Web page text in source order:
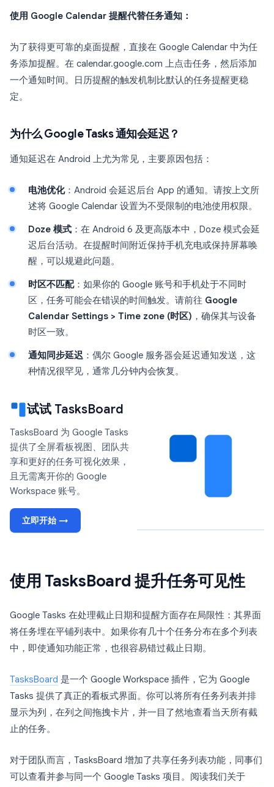
使用 Google Calendar 提醒代替任务通知：
为了获得更可靠的桌面提醒，直接在 Google Calendar 中为任
务添加提醒。在 calendar.google.com 上点击任务，然后添加
一个通知时间。日历提醒的触发机制比默认的任务提醒更稳
定。
为什么 Google Tasks 通知会延迟？
通知延迟在 Android 上尤为常见，主要原因包括：
电池优化：Android 会延迟后台 App 的通知。请按上文所
述将 Google Calendar 设置为不受限制的电池使用权限。
Doze 模式 ：在 Android 6 及更高版本中，Doze 模式会延
迟后台活动。在提醒时间附近保持手机充电或保持屏幕唤
醒，可以规避此问题。
时区不匹配：如果你的 Google 账号和手机处于不同时
区，任务可能会在错误的时间触发。请前往 Google
Calendar Settings > Time zone (时区) ，确保其与设备
时区一致。
通知同步延迟 ：偶尔 Google 服务器会延迟通知发送，这
种情况很罕见，通常几分钟内会恢复。
试试 TasksBoard
TasksBoard 为 Google Tasks
提供了全屏看板视图、团队共
享和更好的任务可视化效果，
且无需离开你的 Google
Workspace 账号。
立即开始 →
使用 TasksBoard 提升任务可见性
Google Tasks 在处理截止日期和提醒方面存在局限性：其界面
将任务埋在平铺列表中。如果你有几十个任务分布在多个列表
中，即使通知功能正常，也很容易错过截止日期。
TasksBoard 是一个 Google Workspace 插件，它为 Google
Tasks 提供了真正的看板式界面。你可以将所有任务列表并排
显示为列，在列之间拖拽卡片，并一目了然地查看当天所有截
止的任务。
对于团队而言，TasksBoard 增加了共享任务列表功能，同事们
可以查看并参与同一个 Google Tasks 项目。阅读我们关于